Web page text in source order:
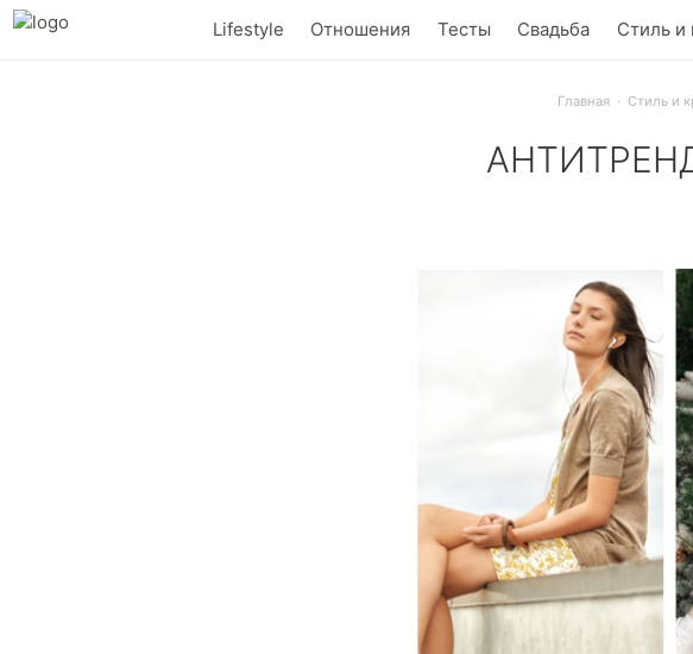
Lifestyle Отношения Тесты Свадьба Стиль и
Главная Стиль и